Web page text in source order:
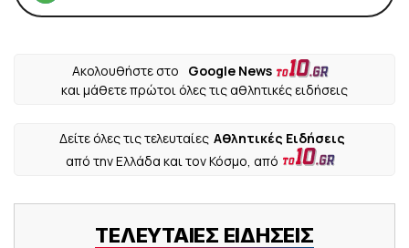
Ακολουθήστε στο
Google News
και μάθετε πρώτοι όλες τις αθλητικές ειδήσεις
Δείτε όλες τις τελευταίες Αθλητικές Ειδήσεις
από την Ελλάδα και τον Κόσμο, από
ΤΕΛΕΥΤΑΙΕΣ ΕΙΔΗΣΕΙΣ